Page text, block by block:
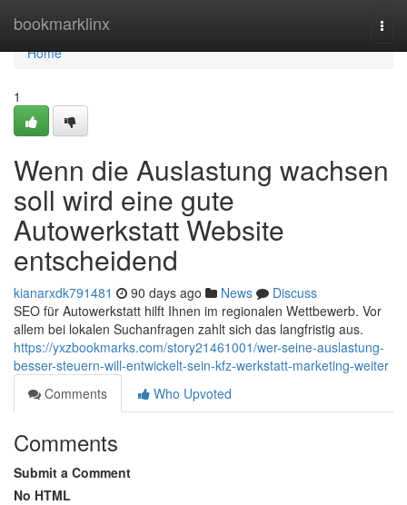
bookmarklinx
Home
Home
1
Wenn die Auslastung wachsen
soll wird eine gute
Autowerkstatt Website
entscheidend
kianarxdk791481 90 days ago News
Discuss
SEO für Autowerkstatt hilft Ihnen im regionalen Wettbewerb. Vor
allem bei lokalen Suchanfragen zahlt sich das langfristig aus.
https://yxzbookmarks.com/story21461001/wer-seine-auslastung-
besser-steuern-will-entwickelt-sein-kfz-werkstatt-marketing-weiter
Comments
Who Upvoted
Comments
Submit a Comment
No HTML